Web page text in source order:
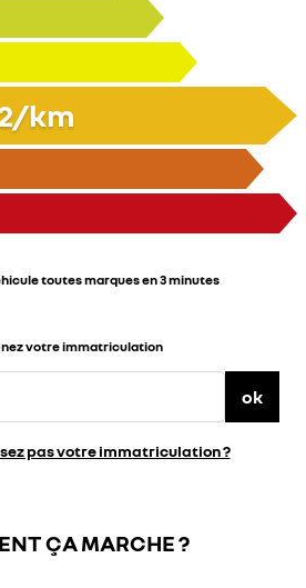
km
toutes marques en 3 minutes
votre immatriculation
ok
pas votre immatriculation ?
ÇA MARCHE ?